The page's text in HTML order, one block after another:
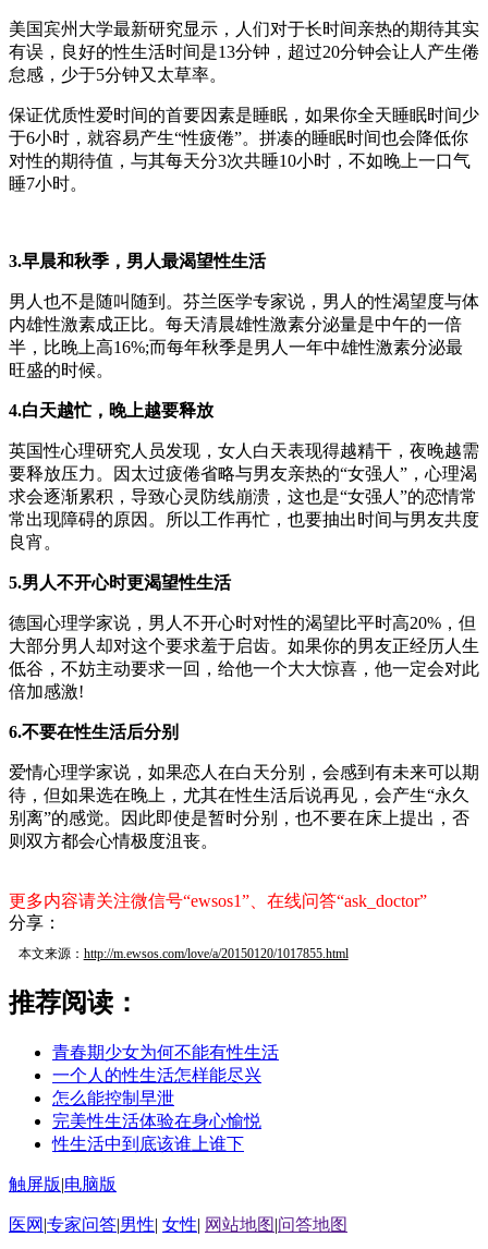
美国宾州大学最新研究显示，人们对于长时间亲热的期待其实
有误，良好的性生活时间是13分钟，超过20分钟会让人产生倦
怠感，少于5分钟又太草率。
保证优质性爱时间的首要因素是睡眠，如果你全天睡眠时间少
于6小时，就容易产生“性疲倦”。拼凑的睡眠时间也会降低你
对性的期待值，与其每天分3次共睡10小时，不如晚上一口气
睡7小时。
3.早晨和秋季，男人最渴望性生活
男人也不是随叫随到。芬兰医学专家说，男人的性渴望度与体
内雄性激素成正比。每天清晨雄性激素分泌量是中午的一倍
半，比晚上高16%;而每年秋季是男人一年中雄性激素分泌最
旺盛的时候。
4.白天越忙，晚上越要释放
英国性心理研究人员发现，女人白天表现得越精干，夜晚越需
要释放压力。因太过疲倦省略与男友亲热的“女强人”，心理渴
求会逐渐累积，导致心灵防线崩溃，这也是“女强人”的恋情常
常出现障碍的原因。所以工作再忙，也要抽出时间与男友共度
良宵。
5.男人不开心时更渴望性生活
德国心理学家说，男人不开心时对性的渴望比平时高20%，但
大部分男人却对这个要求羞于启齿。如果你的男友正经历人生
低谷，不妨主动要求一回，给他一个大大惊喜，他一定会对此
倍加感激!
6.不要在性生活后分别
爱情心理学家说，如果恋人在白天分别，会感到有未来可以期
待，但如果选在晚上，尤其在性生活后说再见，会产生“永久
别离”的感觉。因此即使是暂时分别，也不要在床上提出，否
则双方都会心情极度沮丧。
更多内容请关注微信号“ewsos1”、在线问答“ask_doctor”
分享：
本文来源： http://m.ewsos.com/love/a/20150120/1017855.html
推荐阅读：
青春期少女为何不能有性生活
一个人的性生活怎样能尽兴
怎么能控制早泄
完美性生活体验在身心愉悦
性生活中到底该谁上谁下
触屏版|电脑版
医网 |专家问答|男性| 女性| 网站地图 |问答地图